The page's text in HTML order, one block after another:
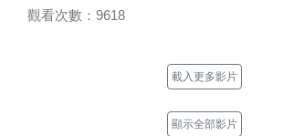
觀看次數：9618
載入更多影片
顯示全部影片